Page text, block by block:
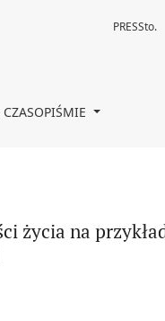
Zachód i Radogoszcz
CZASOPIŚMIE
PRESSto.
życia na